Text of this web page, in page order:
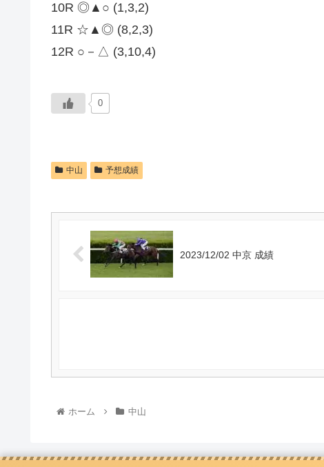
10R ◎▲○ (1,3,2)
11R ☆▲◎ (8,2,3)
12R ○－△ (3,10,4)
0
中山 予想成績
2023/12/02 中京 成績
ホーム 中山